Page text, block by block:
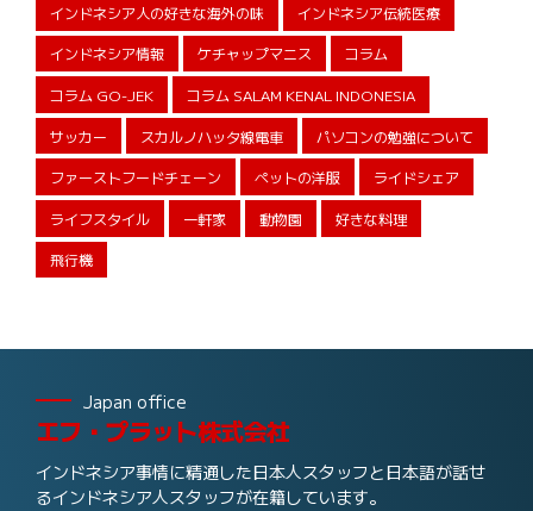
インドネシア人の好きな海外の味 インドネシア伝統医療
インドネシア情報 ケチャップマニス コラム
コラム GO-JEK コラム SALAM KENAL INDONESIA
サッカー スカルノハッタ線電車 パソコンの勉強について
ファーストフードチェーン ペットの洋服 ライドシェア
ライフスタイル 一軒家 動物園 好きな料理
飛行機
Japan office
エフ・プラット株式会社
インドネシア事情に精通した日本人スタッフと日本語が話せ
るインドネシア人スタッフが在籍しています。